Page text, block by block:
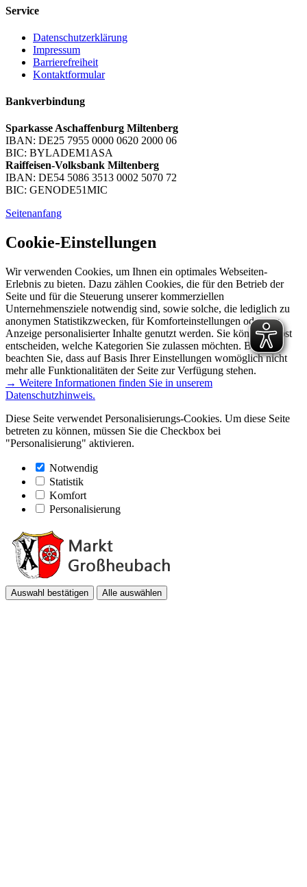
Service
Datenschutzerklärung
Impressum
Barrierefreiheit
Kontaktformular
Bankverbindung
Sparkasse Aschaffenburg Miltenberg
IBAN: DE25 7955 0000 0620 2000 06
BIC: BYLADEM1ASA
Raiffeisen-Volksbank Miltenberg
IBAN: DE54 5086 3513 0002 5070 72
BIC: GENODE51MIC
Seitenanfang
Cookie-Einstellungen
Wir verwenden Cookies, um Ihnen ein optimales Webseiten-
Erlebnis zu bieten. Dazu zählen Cookies, die für den Betrieb der
Seite und für die Steuerung unserer kommerziellen
Unternehmensziele notwendig sind, sowie solche, die lediglich zu
anonymen Statistikzwecken, für Komforteinstellungen oder zur
Anzeige personalisierter Inhalte genutzt werden. Sie können selbst
entscheiden, welche Kategorien Sie zulassen möchten. Bitte
beachten Sie, dass auf Basis Ihrer Einstellungen womöglich nicht
mehr alle Funktionalitäten der Seite zur Verfügung stehen.
→ Weitere Informationen finden Sie in unserem
Datenschutzhinweis.
Diese Seite verwendet Personalisierungs-Cookies. Um diese Seite
betreten zu können, müssen Sie die Checkbox bei
"Personalisierung" aktivieren.
Notwendig
Statistik
Komfort
Personalisierung
Auswahl bestätigen Alle auswählen